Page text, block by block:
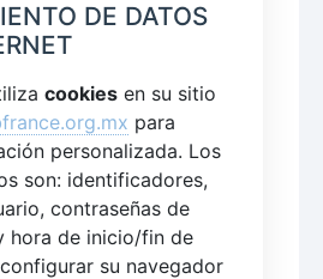
DE DATOS
cookies en su sitio
para
personalizada. Los
son: identificadores,
contraseñas de
hora de inicio/fin de
su navegador